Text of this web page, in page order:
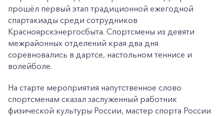
прошёл первый этап традиционной ежегодной
спартакиады среди сотрудников
Красноярскэнергосбыта. Спортсмены из девяти
межрайонных отделений края два дня
соревновались в дартсе, настольном теннисе и
волейболе.
На старте мероприятия напутственное слово
спортсменам сказал заслуженный работник
физической культуры России, мастер спорта России